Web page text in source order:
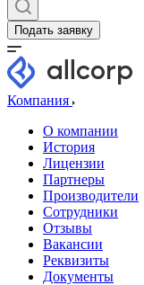
Подать заявку
Компания
О компании
История
Лицензии
Партнеры
Производители
Сотрудники
Отзывы
Вакансии
Реквизиты
Документы